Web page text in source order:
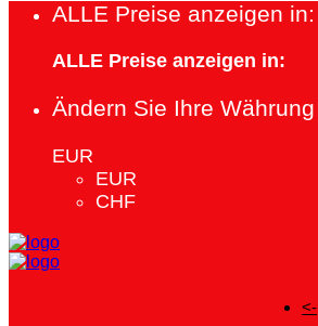
ALLE Preise anzeigen in:
ALLE Preise anzeigen in:
Ändern Sie Ihre Währung
EUR
EUR
CHF
<-